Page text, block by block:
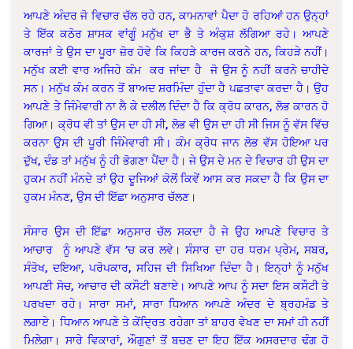
ਆਪਣੇ ਅੰਦਰ ਜੋ ਵਿਚਾਰ ਚੱਲ ਰਹੇ ਹਨ, ਕਾਮਨਾਵਾਂ ਪੈਦਾ ਹੋ ਰਹਿਆਂ ਹਨ ਉਨ੍ਹਾਂ
ਤੇ ਇੱਕ ਕਠੋਰ ਸ਼ਾਸਕ ਵਾਂਗੂੰ ਮਨੁੱਖ ਦਾ ਭੈ ਤੇ ਅੰਕੁਸ਼ ਲੱਗਿਆ ਰਹੇ। ਆਪਣੇ
ਕਾਰਜਾਂ ਤੇ ਉਸ ਦਾ ਪੂਰਾ ਜ਼ੋਰ ਹੋਵੇ ਕਿ ਕਿਹੜੇ ਕਾਰਜ ਕਰਨੇ ਹਨ, ਕਿਹੜੇ ਨਹੀਂ।
ਮਨੁੱਖ ਕਈ ਵਾਰ ਅਜਿਹੇ ਕੰਮ ਕਰ ਜਾਂਦਾ ਹੈ ਜੋ ਉਸ ਨੂੰ ਨਹੀਂ ਕਰਨੇ ਚਾਹੀਦੇ
ਸਨ। ਮਨੁੱਖ ਕੰਮ ਕਰਨ ਤੋਂ ਬਾਅਦ ਸ਼ਰਮਿੰਦਾ ਹੁੰਦਾ ਹੈ ਪਛਤਾਵਾ ਕਰਦਾ ਹੈ। ਉਹ
ਆਪਣੇ ਤੇ ਜਿੰਮੇਵਾਰੀ ਨਾ ਲੈ ਕੇ ਦਲੀਲ ਦਿੰਦਾ ਹੈ ਕਿ ਕ੍ਰੋਧ ਕਾਰਨ, ਲੋਭ ਕਾਰਨ ਹੋ
ਗਿਆ। ਕ੍ਰੋਧ ਵੀ ਤਾਂ ਉਸ ਦਾ ਹੀ ਸੀ, ਲੋਭ ਵੀ ਉਸ ਦਾ ਹੀ ਸੀ ਜਿਸ ਨੂੰ ਵੱਸ ਵਿੱਚ
ਕਰਨਾ ਉਸ ਦੀ ਪੂਰੀ ਜਿੰਮੇਵਾਰੀ ਸੀ। ਕੰਮ ਕ੍ਰੋਧ ਜਾਨ ਲੋਭ ਵੱਸ ਹੋਇਆ ਪਰ
ਦੁੱਖ, ਦੰਡ ਤਾਂ ਮਨੁੱਖ ਨੂੰ ਹੀ ਭੋਗਣਾ ਪੈਂਦਾ ਹੈ। ਜੇ ਉਸ ਦੇ ਮਨ ਦੇ ਵਿਚਾਰ ਹੀ ਉਸ ਦਾ
ਹੁਕਮ ਨਹੀਂ ਮੰਨਦੇ ਤਾਂ ਉਹ ਦੂਜਿਆਂ ਕੋਲੋਂ ਕਿਵੇਂ ਆਸ ਕਰ ਸਕਦਾ ਹੈ ਕਿ ਉਸ ਦਾ
ਹੁਕਮ ਮੰਨਣ, ਉਸ ਦੀ ਇੱਛਾ ਅਨੁਸਾਰ ਚੱਲਣ।
ਸੰਸਾਰ ਉਸ ਦੀ ਇੱਛਾ ਅਨੁਸਾਰ ਚੱਲ ਸਕਦਾ ਹੈ ਜੇ ਉਹ ਆਪਣੇ ਵਿਚਾਰ ਤੇ
ਆਚਾਰ ਨੂੰ ਆਪਣੇ ਵੱਸ ’ਚ ਕਰ ਲਵੇ। ਸੰਸਾਰ ਦਾ ਹਰ ਧਰਮ ਪ੍ਰੇਮ, ਸਬਰ,
ਸੰਤੋਖ, ਦਇਆ, ਪਰੋਪਕਾਰ, ਸਹਿਜ ਦੀ ਸਿਖਿਆ ਦਿੰਦਾ ਹੈ। ਇਨ੍ਹਾਂ ਨੂੰ ਮਨੁੱਖ
ਆਪਣੀ ਸੋਚ, ਆਚਾਰ ਦੀ ਕਸੌਟੀ ਬਣਾਏ। ਆਪਣੇ ਆਪ ਨੂੰ ਸਦਾ ਇਸ ਕਸੌਟੀ ਤੇ
ਪਰਖਦਾ ਰਹੇ। ਸਾਰਾ ਸਮਾਂ, ਸਾਰਾ ਧਿਆਨ ਆਪਣੇ ਅੰਦਰ ਦੇ ਬ੍ਰਹਮੰਡ ਤੇ
ਲਗਾਏ। ਧਿਆਨ ਆਪਣੇ ਤੇ ਕੇਂਦ੍ਰਿਤ ਰਹੇਗਾ ਤਾਂ ਬਾਹਰ ਵੇਖਣ ਦਾ ਸਮਾਂ ਹੀ ਨਹੀਂ
ਮਿਲੇਗਾ। ਸਾਰੇ ਵਿਕਾਰਾਂ, ਔਗੁਣਾਂ ਤੋਂ ਬਚਣ ਦਾ ਇਹ ਇੱਕ ਅਸਰਦਾਰ ਢੰਗ ਹੋ